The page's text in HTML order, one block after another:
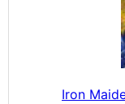
Iron